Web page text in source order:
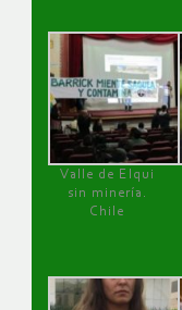
Valle de Elqui
sin minería.
Chile